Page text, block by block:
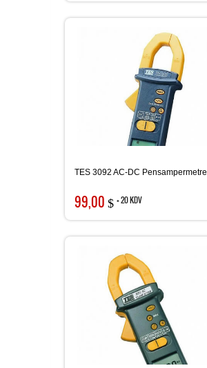
Güç Kaynakları
Miliohmmetre
Problar
LCD Dönüşüm Cihazı
TES 3092 AC-DC Pensampermetre
99,00 $ + 20 KDV